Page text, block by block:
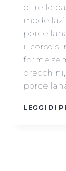
offre le
il corso si
forme
LEGGI DI